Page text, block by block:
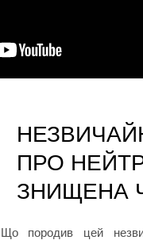
ПРО
ЗНИЩЕНА
Що породив цей